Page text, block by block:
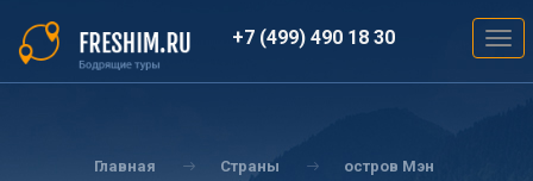
основному
содержанию
+7 (499) 490 18 30
Главная Страны остров Мэн